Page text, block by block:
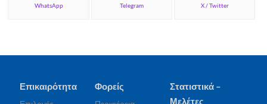
WhatsApp Telegram X / Twitter
Επικαιρότητα Φορείς
Στατιστικά –
Μελέτες